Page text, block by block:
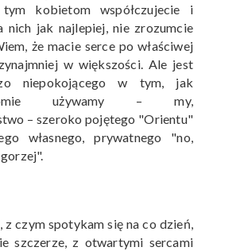
tym kobietom współczujecie i
nich jak najlepiej, nie zrozumcie
że macie serce po właściwej
w większości. Ale jest
niepokojącego w tym, jak
używamy – my,
– szeroko pojętego "Orientu"
własnego, prywatnego "no,
z czym spotykam się na co dzień,
szczerze, z otwartymi sercami